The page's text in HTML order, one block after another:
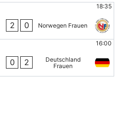
18:35
2 0 Norwegen Frauen
16:00
0 2
Deutschland
Frauen